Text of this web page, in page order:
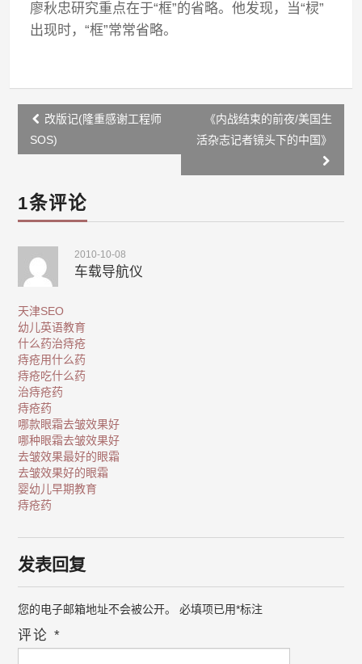
廖秋忠研究重点在于“框”的省略。他发现，当“棂”
出现时，“框”常常省略。
Post
navigation
改版记(隆重感谢工程师
SOS)
《内战结束的前夜/美国生
活杂志记者镜头下的中国》
1条评论
2010-10-08
车载导航仪
天津SEO
幼儿英语教育
什么药治痔疮
痔疮用什么药
痔疮吃什么药
治痔疮药
痔疮药
哪款眼霜去皱效果好
哪种眼霜去皱效果好
去皱效果最好的眼霜
去皱效果好的眼霜
婴幼儿早期教育
痔疮药
发表回复
您的电子邮箱地址不会被公开。 必填项已用*标注
评论*